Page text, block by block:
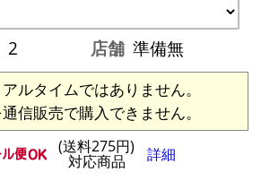
2 店舗 準備無
ルタイムではありません。
信販売で購入できません。
(送料275円)
対応商品 詳細